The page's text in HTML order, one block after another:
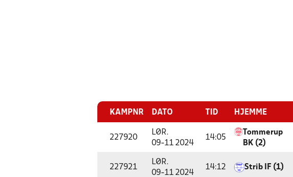
KAMPNR DATO TID HJEMME
227920
LØR.
09-11 2024
14:05
Tommerup
BK (2)
227921
LØR.
09-11 2024
14:12 Strib IF (1)